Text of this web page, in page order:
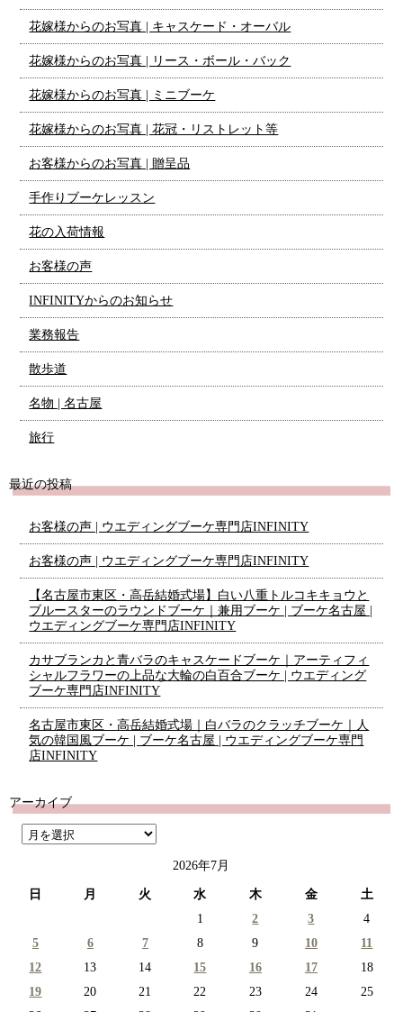
花嫁様からのお写真 | キャスケード・オーバル
花嫁様からのお写真 | リース・ボール・バック
花嫁様からのお写真 | ミニブーケ
花嫁様からのお写真 | 花冠・リストレット等
お客様からのお写真 | 贈呈品
手作りブーケレッスン
花の入荷情報
お客様の声
INFINITYからのお知らせ
業務報告
散歩道
名物 | 名古屋
旅行
最近の投稿
お客様の声 | ウエディングブーケ専門店INFINITY
お客様の声 | ウエディングブーケ専門店INFINITY
【名古屋市東区・高岳結婚式場】白い八重トルコキキョウと
ブルースターのラウンドブーケ｜兼用ブーケ | ブーケ名古屋 |
ウエディングブーケ専門店INFINITY
カサブランカと青バラのキャスケードブーケ｜アーティフィ
シャルフラワーの上品な大輪の白百合ブーケ | ウエディング
ブーケ専門店INFINITY
名古屋市東区・高岳結婚式場｜白バラのクラッチブーケ｜人
気の韓国風ブーケ | ブーケ名古屋 | ウエディングブーケ専門
店INFINITY
アーカイブ
2026年7月
日 月 火 水 木 金
土
1
2 3
4
5
6 7 8 9 10
11
12
13 14 15 16 17
18
19
20 21 22 23 24
25